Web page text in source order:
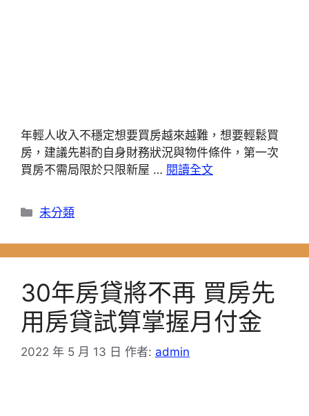
年輕人收入不穩定想要買房越來越難，想要輕鬆買
房，建議先斟酌自身財務狀況與物件條件，第一次
買房不需局限於只限新屋 … 閱讀全文
分
未分類
30年房貸將不再 買房先
用房貸試算掌握月付金
2022 年 5 月 13 日 作者: admin